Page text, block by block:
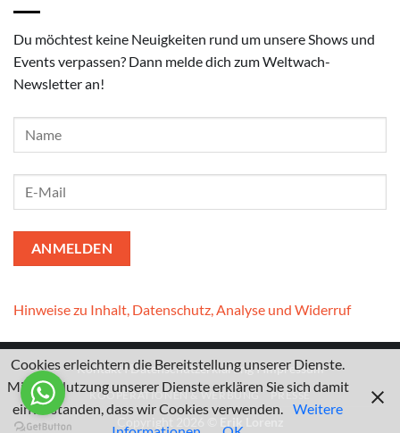
Du möchtest keine Neuigkeiten rund um unsere Shows und
Events verpassen? Dann melde dich zum Weltwach-
Newsletter an!
Hinweise zu Inhalt, Datenschutz, Analyse und Widerruf
KontaktI DatenschutzerklärungIImpressum
KOOPERATIONEN & WERBUNG PRESSE
Cookies erleichtern die Bereitstellung unserer Dienste.
Mit der Nutzung unserer Dienste erklären Sie sich damit
einverstanden, dass wir Cookies verwenden. Weitere